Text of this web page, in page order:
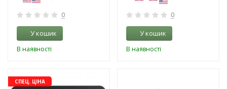
0
У кошик
В наявності
0
У кошик
В наявності
СПЕЦ. ЦІНА